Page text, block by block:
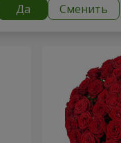
Да
Сменить